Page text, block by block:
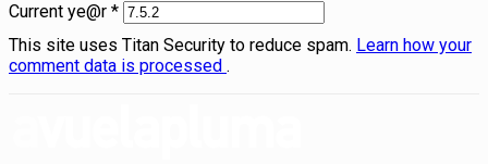
Current ye@r *
This site uses Titan Security to reduce spam. Learn how your
comment data is processed .